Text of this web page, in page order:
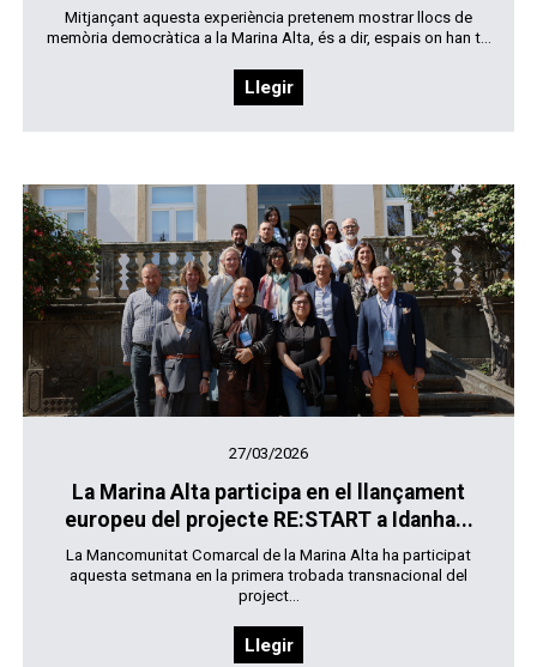
Mitjançant aquesta experiència pretenem mostrar llocs de
memòria democràtica a la Marina Alta, és a dir, espais on han t...
Llegir
27/03/2026
La Marina Alta participa en el llançament
europeu del projecte RE:START a Idanha...
La Mancomunitat Comarcal de la Marina Alta ha participat
aquesta setmana en la primera trobada transnacional del
project...
Llegir